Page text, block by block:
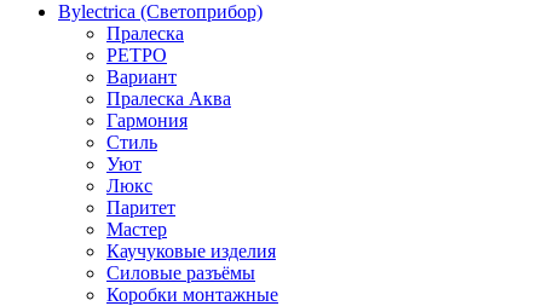
Bylectrica (Светоприбор)
Пралеска
РЕТРО
Вариант
Пралеска Аква
Гармония
Стиль
Уют
Люкс
Паритет
Мастер
Каучуковые изделия
Силовые разъёмы
Коробки монтажные